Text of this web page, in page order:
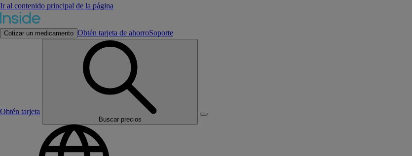
Ir al contenido principal de la página
Cotizar un medicamento Obtén tarjeta de ahorroSoporte
Obtén tarjeta
Buscar precios